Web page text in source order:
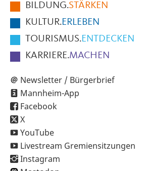
SeiteBILDUNG.STÄRKEN
KULTUR.ERLEBEN
TOURISMUS.ENTDECKEN
KARRIERE.MACHEN
Newsletter / Bürgerbrief
Mannheim-App
Facebook
X
YouTube
Livestream Gremiensitzungen
Instagram